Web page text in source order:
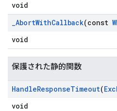
void
_AbortWithCallback(const
void
保護された静的関数
HandleResponseTimeout(
void